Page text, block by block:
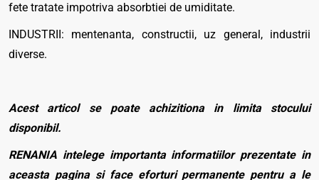
fete tratate impotriva absorbtiei de umiditate.
INDUSTRII: mentenanta, constructii, uz general, industrii
diverse.
Acest articol se poate achizitiona in limita stocului
disponibil.
RENANIA intelege importanta informatiilor prezentate in
aceasta pagina si face eforturi permanente pentru a le